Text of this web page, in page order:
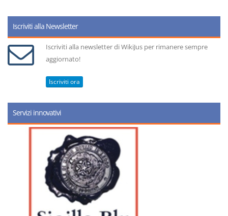
Iscriviti alla Newsletter
Iscriviti alla newsletter di WikiJus per rimanere sempre
aggiornato!
Iscriviti ora
Servizi innovativi